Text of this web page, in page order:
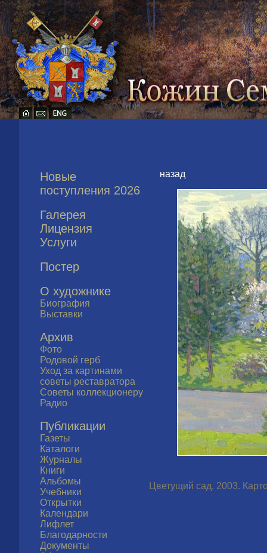
Новые
поступления 2026
Галерея
Лицензия
Услуги
Постер
О художнике
Биография
Выставки
Архив
Фото
Родовой герб
Уход за картинами
советы реставратора
Советы коллекционеру
Радио
Публикации
Газеты
Каталоги
Журналы
Книги
Альбомы
Учебники
Открытки
Календари
Лифлет
Благодарности
Документы
назад
Цветущий сад. 2003.